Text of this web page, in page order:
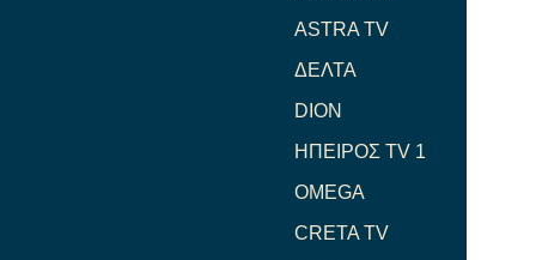
ASTRA TV
ΔΕΛΤΑ
DION
ΗΠΕΙΡΟΣ TV 1
OMEGA
CRETA TV